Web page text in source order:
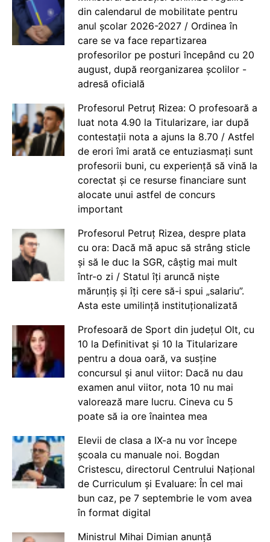
din calendarul de mobilitate pentru
anul școlar 2026-2027 / Ordinea în
care se va face repartizarea
profesorilor pe posturi începând cu 20
august, după reorganizarea școlilor -
adresă oficială
Profesorul Petruț Rizea: O profesoară a
luat nota 4.90 la Titularizare, iar după
contestații nota a ajuns la 8.70 / Astfel
de erori îmi arată ce entuziasmați sunt
profesorii buni, cu experiență să vină la
corectat și ce resurse financiare sunt
alocate unui astfel de concurs
important
Profesorul Petruț Rizea, despre plata
cu ora: Dacă mă apuc să strâng sticle
și să le duc la SGR, câștig mai mult
într-o zi / Statul îți aruncă niște
mărunțiș și îți cere să-i spui „salariu”.
Asta este umilință instituționalizată
Profesoară de Sport din județul Olt, cu
10 la Definitivat și 10 la Titularizare
pentru a doua oară, va susține
concursul și anul viitor: Dacă nu dau
examen anul viitor, nota 10 nu mai
valorează mare lucru. Cineva cu 5
poate să ia ore înaintea mea
Elevii de clasa a IX-a nu vor începe
școala cu manuale noi. Bogdan
Cristescu, directorul Centrului Național
de Curriculum și Evaluare: În cel mai
bun caz, pe 7 septembrie le vom avea
în format digital
Ministrul Mihai Dimian anunță